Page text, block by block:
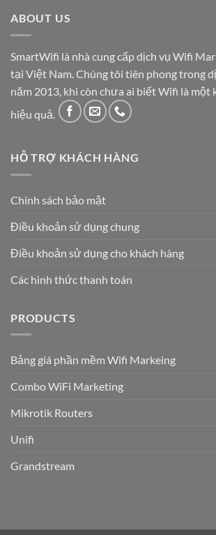
ABOUT US
SmartWifi là nhà cung cấp dịch vụ Wifi
tại Việt Nam. Chúng tôi tiên phong trong
năm 2013, khi còn chưa ai biết Wifi là
hiệu quả.
HỖ TRỢ KHÁCH HÀNG
Chính sách bảo mật
Điều khoản sử dụng chung
Điều khoản sử dụng cho khách hàng
Các hình thức thanh toán
PRODUCTS
Bảng giá phần mềm Wifi Markeing
Combo WiFi Marketing
Mikrotik Routers
Unifi
Grandstream